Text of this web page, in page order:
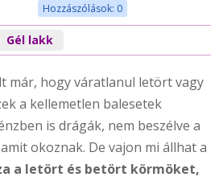
Hozzászólások: 0
Gél lakk
már, hogy váratlanul letört vagy
a kellemetlen balesetek
is drágák, nem beszélve a
okoznak. De vajon mi állhat a
a letört és betört körmöket,